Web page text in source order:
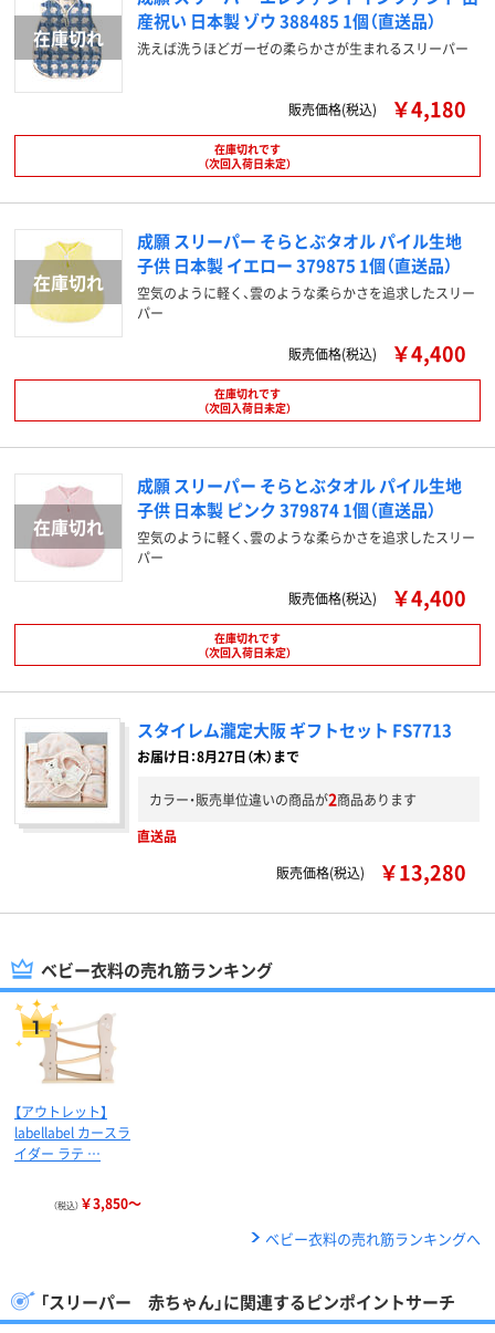
産祝い 日本製 ゾウ 388485 1個（直送品）
洗えば洗うほどガーゼの柔らかさが生まれるスリーパー
販売価格(税込) ￥4,180
在庫切れです
（次回入荷日未定）
成願 スリーパー そらとぶタオル パイル生地
子供 日本製 イエロー 379875 1個（直送品）
空気のように軽く、雲のような柔らかさを追求したスリー
パー
販売価格(税込) ￥4,400
在庫切れです
（次回入荷日未定）
成願 スリーパー そらとぶタオル パイル生地
子供 日本製 ピンク 379874 1個（直送品）
空気のように軽く、雲のような柔らかさを追求したスリー
パー
販売価格(税込) ￥4,400
在庫切れです
（次回入荷日未定）
スタイレム瀧定大阪 ギフトセット FS7713
お届け日：8月27日（木）まで
カラー・販売単位違いの商品が2商品あります
直送品
販売価格(税込)
￥13,280
ベビー衣料の売れ筋ランキング
【アウトレット】
labellabel カースラ
イダー ラテ …
（税込） ￥3,850～
ベビー衣料の売れ筋ランキングへ
「スリーパー 赤ちゃん」に関連するピンポイントサーチ